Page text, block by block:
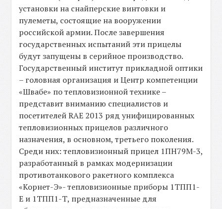
установки на снайперские винтовки и
пулеметы, состоящие на вооружении
российской армии. После завершения
государственных испытаний эти прицелы
будут запущены в серийное производство.
Государственный институт прикладной оптики
– головная организация и Центр компетенции
«Швабе» по тепловизионной технике –
представит вниманию специалистов и
посетителей RAE 2013 ряд унифицированных
тепловизионных прицелов различного
назначения, в основном, третьего поколения.
Среди них: тепловизионный прицел 1ПН79М-3,
разработанный в рамках модернизации
противотанкового ракетного комплекса
«Корнет-Э»- тепловизионные приборы 1ТПП1-
Е и 1ТПП1-Т, предназначенные для